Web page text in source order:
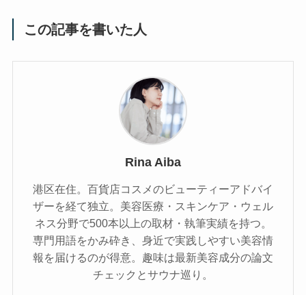
この記事を書いた人
Rina Aiba
港区在住。百貨店コスメのビューティーアドバイ
ザーを経て独立。美容医療・スキンケア・ウェル
ネス分野で500本以上の取材・執筆実績を持つ。
専門用語をかみ砕き、⾝近で実践しやすい美容情
報を届けるのが得意。趣味は最新美容成分の論文
チェックとサウナ巡り。